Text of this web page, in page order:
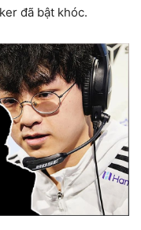
đã bật khóc.